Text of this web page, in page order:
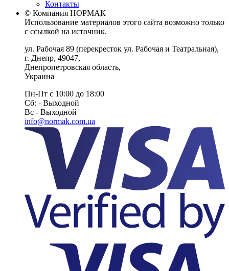
Контакты
© Компания НОРМАК
Использование материалов этого сайта возможно только
с ссылкой на источник.
ул. Рабочая 89 (перекресток ул. Рабочая и Театральная),
г. Днепр, 49047,
Днепропетровская область,
Украина
Пн-Пт с 10:00 до 18:00
Сб: - Выходной
Вс - Выходной
info@normak.com.ua